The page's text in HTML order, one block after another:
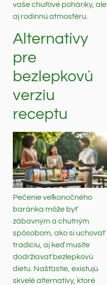
vaše chuťové poháriky, ale
aj rodinnú atmosféru.
Alternatívy
pre
bezlepkovú
verziu
receptu
Pečenie veľkonočného
baránka môže byť
zábavným a chutným
spôsobom, ako si uchovať
tradíciu, aj keď musíte
dodržiavať bezlepkovú
dietu. Našťastie, existujú
skvelé alternatívy, ktoré